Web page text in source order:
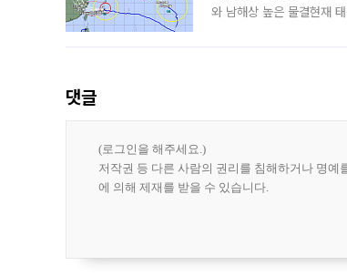
와 남해상 높은 물결현재
댓글